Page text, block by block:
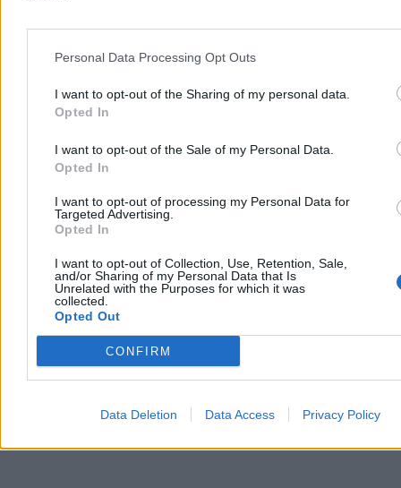
Personal Data Processing Opt Outs
I want to opt-out of the Sharing of my personal data.
Opted In
I want to opt-out of the Sale of my Personal Data.
Opted In
I want to opt-out of processing my Personal Data for
Targeted Advertising.
Opted In
I want to opt-out of Collection, Use, Retention, Sale,
and/or Sharing of my Personal Data that Is
Unrelated with the Purposes for which it was
collected.
Opted Out
CONFIRM
Data Deletion Data Access Privacy Policy